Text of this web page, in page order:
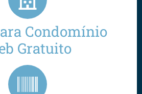
Condomínio
Gratuito